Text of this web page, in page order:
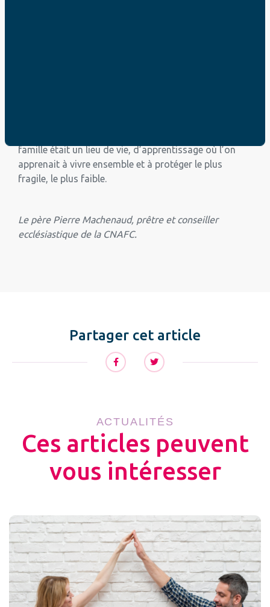
famille était un lieu de vie, d’apprentissage où l’on
apprenait à vivre ensemble et à protéger le plus
fragile, le plus faible.
Le père Pierre Machenaud, prêtre et conseiller
ecclésiastique de la CNAFC.
Partager cet article
ACTUALITÉS
Ces articles peuvent
vous intéresser